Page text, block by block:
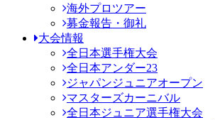
海外プロツアー
募金報告・御礼
大会情報
全日本選手権大会
全日本アンダー23
ジャパンジュニアオープン
マスターズカーニバル
全日本ジュニア選手権大会